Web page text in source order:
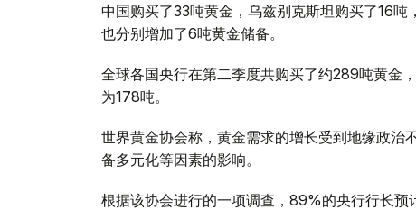
中国购买了33吨黄金，乌兹别克斯坦购买了16
也分别增加了6吨黄金储备。
全球各国央行在第二季度共购买了约289吨黄金
为178吨。
世界黄金协会称，黄金需求的增长受到地缘政治
备多元化等因素的影响。
根据该协会进行的一项调查，89%的央行行长